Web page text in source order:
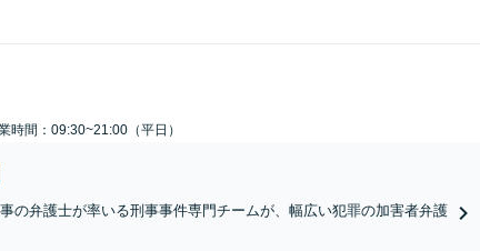
時間：09:30~21:00（平日）
の弁護士が率いる刑事事件専門チームが、幅広い犯罪の加害者弁護